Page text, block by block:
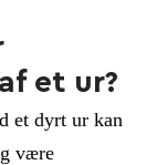
et ur?
et dyrt ur kan
være